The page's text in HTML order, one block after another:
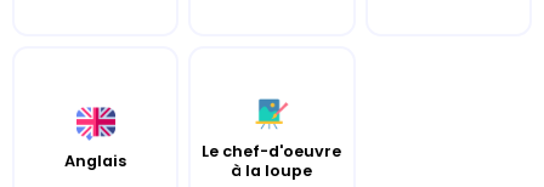
Anglais
Le chef-d'oeuvre
à la loupe